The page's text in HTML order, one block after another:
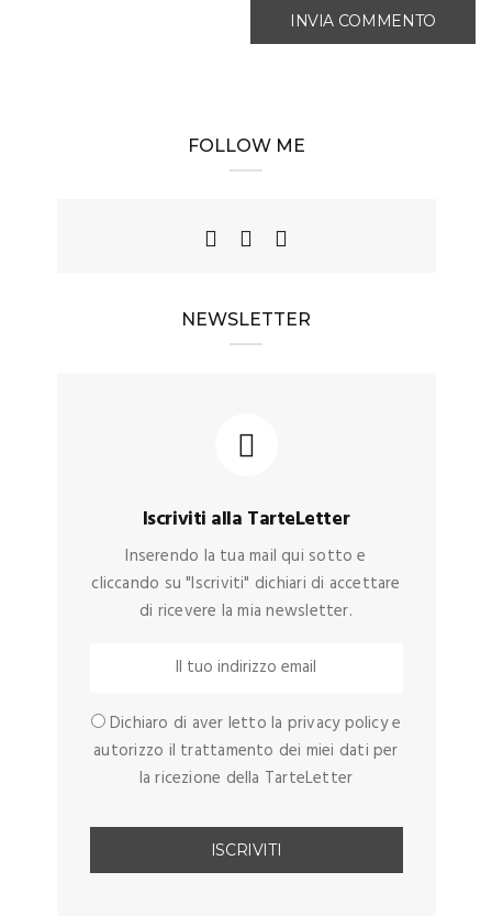
FOLLOW ME
NEWSLETTER
Iscriviti alla TarteLetter
Inserendo la tua mail qui sotto e
cliccando su "Iscriviti" dichiari di accettare
di ricevere la mia newsletter.
Dichiaro di aver letto la privacy policy e
autorizzo il trattamento dei miei dati per
la ricezione della TarteLetter